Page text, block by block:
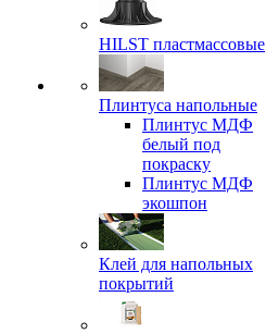
HILST пластмассовые
Плинтуса напольные
Плинтус МДФ
белый под
покраску
Плинтус МДФ
экошпон
Клей для напольных
покрытий